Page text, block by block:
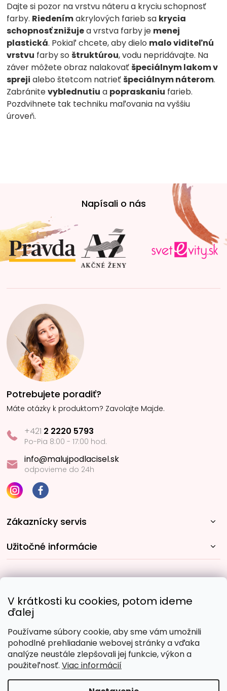
V krátkosti ku cookies, potom ideme
ďalej
Používame súbory cookie, aby sme vám umožnili
pohodlné prehliadanie webovej stránky a vďaka
analýze neustále zlepšovali jej funkcie, výkon a
použiteľnosť. Viac informácií
Dajte si pozor na vrstvu náteru a kryciu schopnosť
farby. Riedenímakrylových farieb sa krycia
schopnosť znižujea vrstva farby je menej
plastická. Pokiaľ chcete, aby dielo malo viditeľnú
vrstvu farby so štruktúrou, vodu nepridávajte. Na
záver môžete obraz nalakovaťšpeciálnym lakom v
spreji alebo štetcom natrieťšpeciálnym náterom.
Zabránitevyblednutiu a popraskaniu farieb.
Pozdvihnete tak techniku ​​maľovania na vyššiu
úroveň.
t
i
e
Napísali o nás
Potrebujete poradiť?
Máte otázky k produktom? Zavolajte Majde.
+421 2 2220 5793
Po-Pia 8:00 - 17:00 hod.
info@malujpodlacisel.sk
odpovieme do 24h
Zákaznícky servis
Užitočné informácie
Obľúbené spôsoby platby: